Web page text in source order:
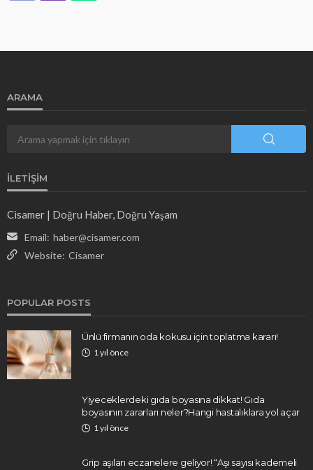
ARAMA
İLETIŞIM
Cisamer | Doğru Haber, Doğru Yaşam
Email: haber@cisamer.com
Website: Cisamer
POPULAR POSTS
Ünlü firmanın oda kokusu için toplatma kararı!
1 yıl önce
Yiyeceklerdeki gıda boyasına dikkat! Gıda
boyasının zararları neler?Hangi hastalıklara yol açar
1 yıl önce
Grip aşıları eczanelere geliyor! “Aşı sayısı kademeli